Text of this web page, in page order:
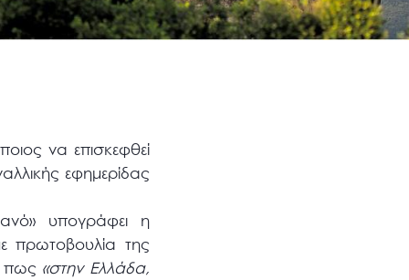
να επισκεφθεί
εφημερίδας
υπογράφει η
πρωτοβουλία της
πως «στην Ελλάδα,